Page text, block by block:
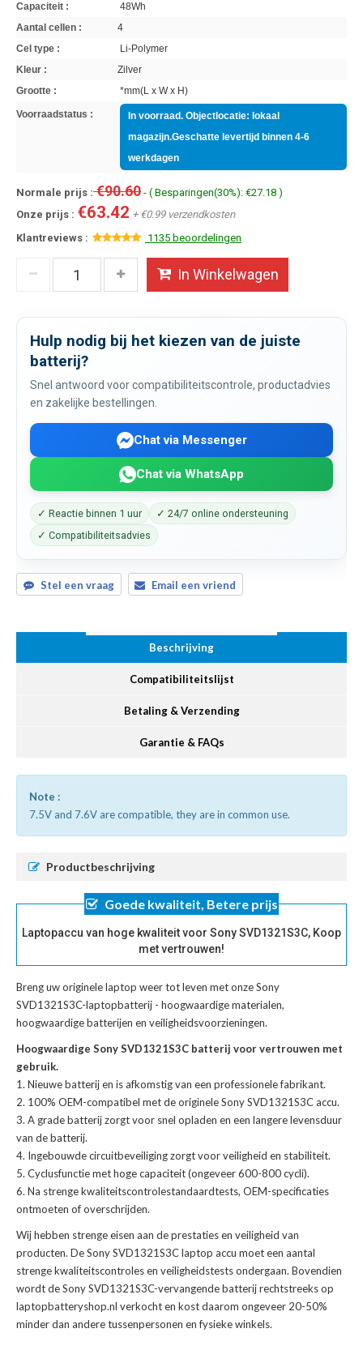
Capaciteit :
48Wh
Aantal cellen :
4
Cel type :
Li-Polymer
Kleur :
Zilver
Grootte :
*mm(L x W x H)
Voorraadstatus :
In voorraad. Objectlocatie: lokaal
magazijn.Geschatte levertijd binnen 4-6
werkdagen
Normale prijs :€90.60 - ( Besparingen(30%): €27.18 )
Onze prijs : €63.42 + €0.99 verzendkosten
Klantreviews :
1135 beoordelingen
In Winkelwagen
Hulp nodig bij het kiezen van de juiste
batterij?
Snel antwoord voor compatibiliteitscontrole, productadvies
en zakelijke bestellingen.
Chat via Messenger
Chat via WhatsApp
✓ Reactie binnen 1 uur
✓ 24/7 online ondersteuning
✓ Compatibiliteitsadvies
Stel een vraag Email een vriend
Beschrijving
Compatibiliteitslijst
Betaling & Verzending
Garantie & FAQs
Note :
7.5V and 7.6V are compatible, they are in common use.
Productbeschrijving
Goede kwaliteit, Betere prijs
Laptopaccu van hoge kwaliteit voor Sony SVD1321S3C, Koop
met vertrouwen!
Breng uw originele laptop weer tot leven met onzeSony
SVD1321S3C-laptopbatterij - hoogwaardige materialen,
hoogwaardige batterijen en veiligheidsvoorzieningen.
Hoogwaardige Sony SVD1321S3C batterij voor vertrouwen met
gebruik.
Nieuwe batterij en is afkomstig van een professionele fabrikant.
100% OEM-compatibel met deoriginele Sony SVD1321S3C accu.
A grade batterij zorgt voor snel opladen en een langere levensduur
van de batterij.
Ingebouwde circuitbeveiliging zorgt voor veiligheid en stabiliteit.
Cyclusfunctie met hoge capaciteit (ongeveer 600-800 cycli).
Na strenge kwaliteitscontrolestandaardtests, OEM-specificaties
ontmoeten of overschrijden.
Wij hebben strenge eisen aan de prestaties en veiligheid van
producten. DeSony SVD1321S3C laptop accu moet een aantal
strenge kwaliteitscontroles en veiligheidstests ondergaan. Bovendien
wordt deSony SVD1321S3C-vervangende batterijrechtstreeks op
laptopbatteryshop.nl verkocht en kost daarom ongeveer 20-50%
minder dan andere tussenpersonen en fysieke winkels.